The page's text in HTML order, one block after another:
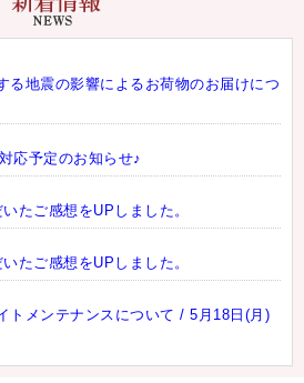
る地震の影響によるお荷物のお届けにつ
応予定のお知らせ♪
たご感想をUPしました。
たご感想をUPしました。
トメンテナンスについて / 5月18日(月)